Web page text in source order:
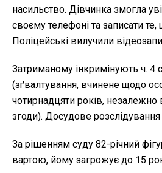
насильство. Дівчинка змогла
своєму телефоні та записати те,
Поліцейські вилучили
Затриманому інкримінують ч. 4
(зґвалтування, вчинене щодо
чотирнадцяти років, незалежно
згоди). Досудове розслідування
За рішенням суду 82-річний
вартою, йому загрожує до 15